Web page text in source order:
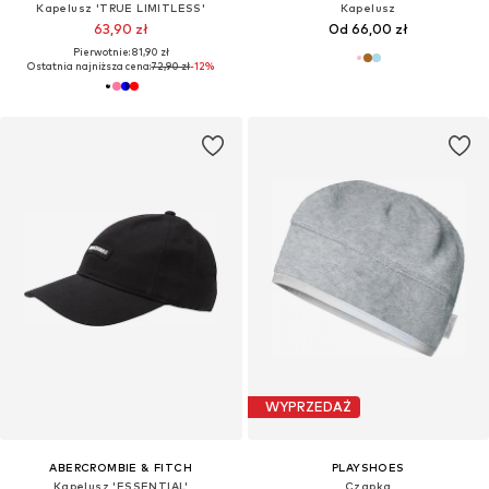
Kapelusz 'TRUE LIMITLESS'
63,90 zł
Pierwotnie: 81,90 zł
Ostatnia najniższa cena:72,90 zł-12%
Kapelusz
Od 66,00 zł
ABERCROMBIE & FITCH
Kapelusz 'ESSENTIAL'
WYPRZEDAŻ
PLAYSHOES
Czapka